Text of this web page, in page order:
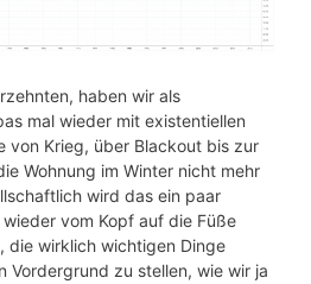
haben wir als
mal wieder mit existentiellen
von Krieg, über Blackout bis zur
Wohnung im Winter nicht mehr
wird das ein paar
vom Kopf auf die Füße
die wirklich wichtigen Dinge
Vordergrund zu stellen, wie wir ja